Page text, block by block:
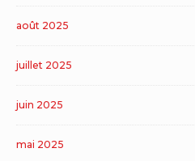
août 2025
juillet 2025
juin 2025
mai 2025